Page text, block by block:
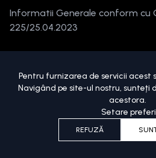
Informatii Generale conform cu
225/25.04.2023
Toate drepturile sunt rezervate.
Pentru furnizarea de servicii acest
Navigând pe site-ul nostru, sunteți
acestora.
Setare
REFUZĂ